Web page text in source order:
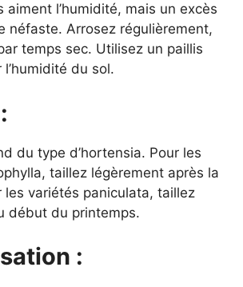
aiment l’humidité, mais un excès
néfaste. Arrosez régulièrement,
temps sec. Utilisez un paillis
du sol.
du type d’hortensia. Pour les
taillez légèrement après la
les variétés paniculata, taillez
début du printemps.
: